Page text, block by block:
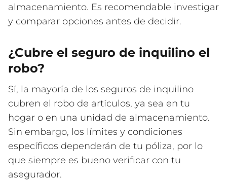
almacenamiento. Es recomendable investigar
y comparar opciones antes de decidir.
¿Cubre el seguro de inquilino el
robo?
Sí, la mayoría de los seguros de inquilino
cubren el robo de artículos, ya sea en tu
hogar o en una unidad de almacenamiento.
Sin embargo, los límites y condiciones
específicos dependerán de tu póliza, por lo
que siempre es bueno verificar con tu
asegurador.